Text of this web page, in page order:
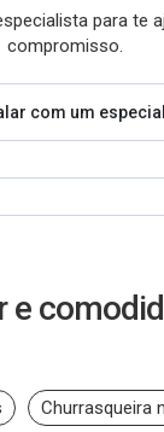
para te
compromisso.
com um
e
Churrasqueira